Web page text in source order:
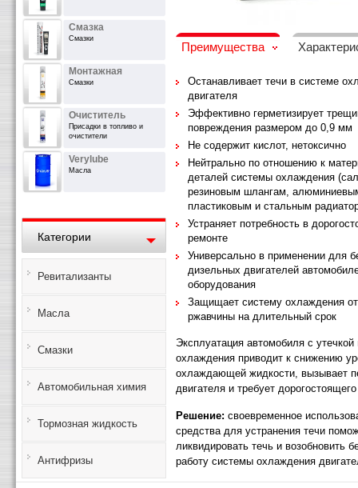
Смазка
Смазки
Монтажная
Смазки
Очиститель
Присадки в топливо и
очистители
Verylube
Масла
Категории
Ревитализанты
Масла
Смазки
Автомобильная химия
Тормозная жидкость
Антифризы
Преимущества
Останавливает течи в системе
двигателя
Эффективно герметизирует
повреждения размером до 0,9 мм
Не содержит кислот, нетоксично
Нейтрально по отношению к
деталей системы охлаждения
резиновым шлангам,
пластиковым и стальным
Устраняет потребность в
ремонте
Универсально в применении для
дизельных двигателей
оборудования
Защищает систему охлаждения от
ржавчины на длительный срок
Эксплуатация автомобиля с утечкой
охлаждения приводит к снижению
охлаждающей жидкости, вызывает
двигателя и требует
Решение: своевременное
средства для устранения течи
ликвидировать течь и возобновить
работу системы охлаждения